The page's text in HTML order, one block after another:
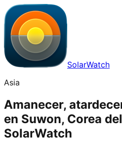
SolarWatch
Asia
Amanecer,
en Suwon, Corea del
SolarWatch